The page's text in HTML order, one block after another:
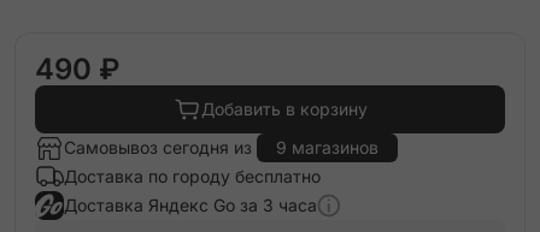
490 ₽
Добавить в корзину
Самовывоз сегодня из
9 магазинов
Доставка по городу бесплатно
Доставка Яндекс Go за 3 часа